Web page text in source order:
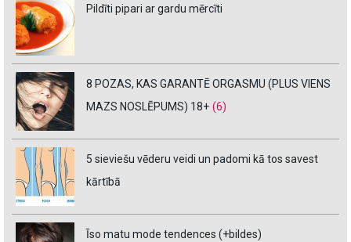
Pildīti pipari ar gardu mērcīti
8 POZAS, KAS GARANTĒ ORGASMU (PLUS VIENS
MAZS NOSLĒPUMS) 18+ (6)
5 sieviešu vēderu veidi un padomi kā tos savest
kārtībā
Īso matu mode tendences (+bildes)